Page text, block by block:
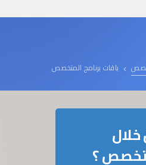
باقات برنامج المتخصص
؟